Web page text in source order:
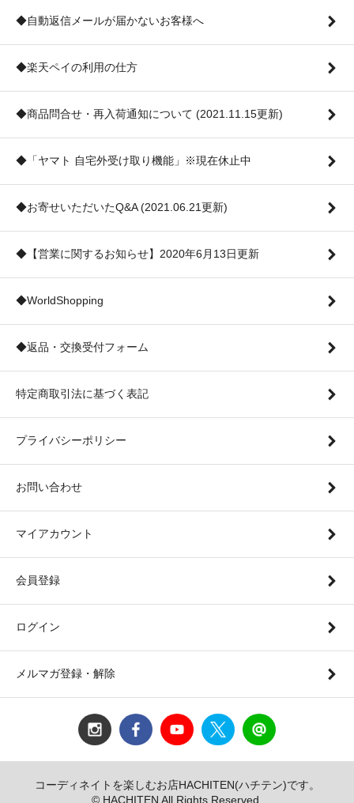
◆自動返信メールが届かないお客様へ
◆楽天ペイの利用の仕方
◆商品問合せ・再入荷通知について (2021.11.15更新)
◆「ヤマト 自宅外受け取り機能」※現在休止中
◆お寄せいただいたQ&A (2021.06.21更新)
◆【営業に関するお知らせ】2020年6月13日更新
◆WorldShopping
◆返品・交換受付フォーム
特定商取引法に基づく表記
プライバシーポリシー
お問い合わせ
マイアカウント
会員登録
ログイン
メルマガ登録・解除
コーディネイトを楽しむお店HACHITEN(ハチテン)です。
© HACHITEN All Rights Reserved.